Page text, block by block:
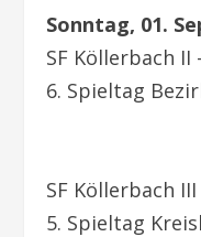
Sonntag, 01.
SF Köllerbach II
6. Spieltag
SF Köllerbach
5. Spieltag